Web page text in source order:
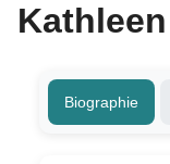
Biographie